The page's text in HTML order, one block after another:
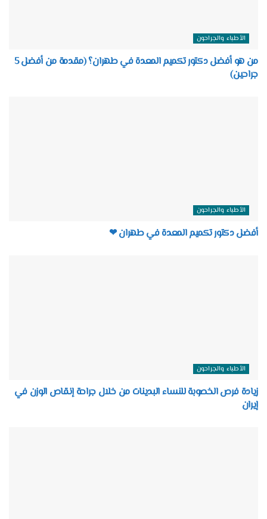
الأطباء والجراحون
من هو أفضل دكتور تكميم المعدة في طهران؟ (مقدمة من أفضل 5
جراحين)
الأطباء والجراحون
أفضل دكتور تكميم المعدة في طهران ❤
الأطباء والجراحون
زيادة فرص الخصوبة للنساء البدينات من خلال جراحة إنقاص الوزن في
إيران